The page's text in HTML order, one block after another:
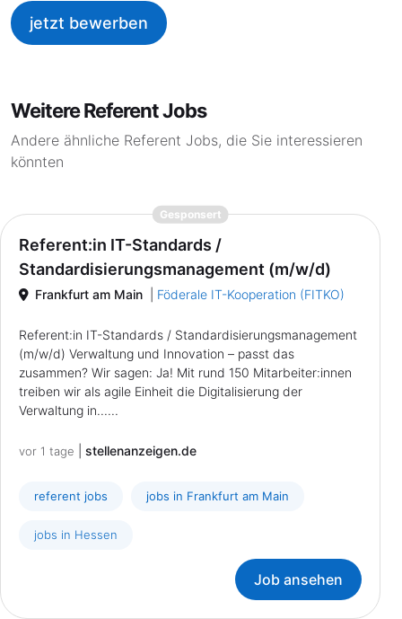
jetzt bewerben
Weitere Referent Jobs
Andere ähnliche Referent Jobs, die Sie interessieren
könnten
Gesponsert{prompt.job}
Referent:in IT-Standards /
Standardisierungsmanagement (m/w/d)
Frankfurt am Main Föderale IT-Kooperation (FITKO)
Referent:in IT-Standards / Standardisierungsmanagement
(m/w/d) Verwaltung und Innovation – passt das
zusammen? Wir sagen: Ja! Mit rund 150 Mitarbeiter:innen
treiben wir als agile Einheit die Digitalisierung der
Verwaltung in......
vor 1 tage stellenanzeigen.de
referent jobs jobs in Frankfurt am Main
jobs in Hessen
Job ansehen